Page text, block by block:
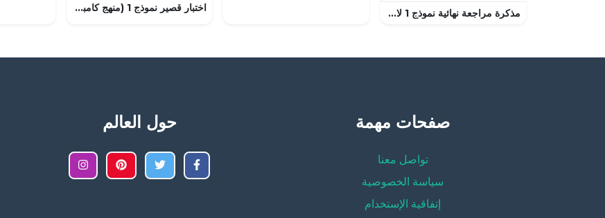
مذكرة مراجعة نهائية نموذج 1 لامتحان نهاية الدور الاول (لغة انجليزية) السادس اختبار قصير نموذج 1 (منهج كامبردج) – نشاط صفي (علوم) الخامس
صفحات مهمة
تواصل معنا
سياسة الخصوصية
إتفاقية الإستخدام
حول العالم